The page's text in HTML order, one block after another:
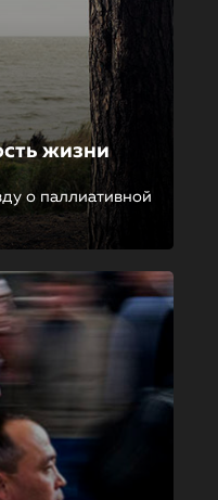
жизни
о паллиативной